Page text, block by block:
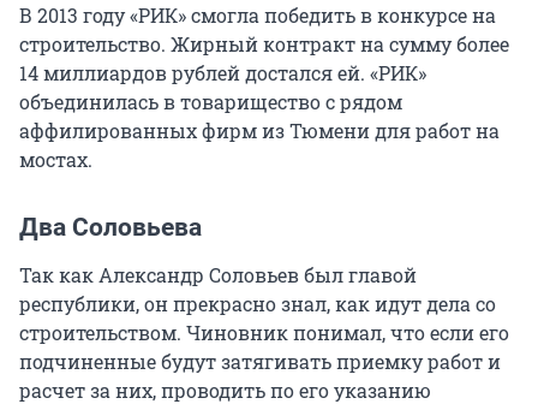
В 2013 году «РИК» смогла победить в конкурсе на
строительство. Жирный контракт на сумму более
14миллиардов рублей достался ей. «РИК»
объединилась в товарищество с рядом
аффилированных фирм из Тюмени для работ на
мостах.
Два Соловьева
Так как Александр Соловьев был главой
республики, он прекрасно знал, как идут дела со
строительством. Чиновник понимал, что если его
подчиненные будут затягивать приемку работ и
расчет за них, проводить по его указанию